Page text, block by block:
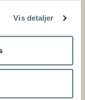
Vis detaljer